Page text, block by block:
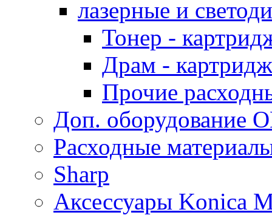
лазерные и
Тонер -
Драм -
Прочие
Доп. оборудование
Расходные
Sharp
Аксессуары Konica